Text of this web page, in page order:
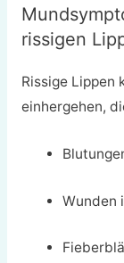
rissigen
Rissige Lippen
einhergehen,
Wunden